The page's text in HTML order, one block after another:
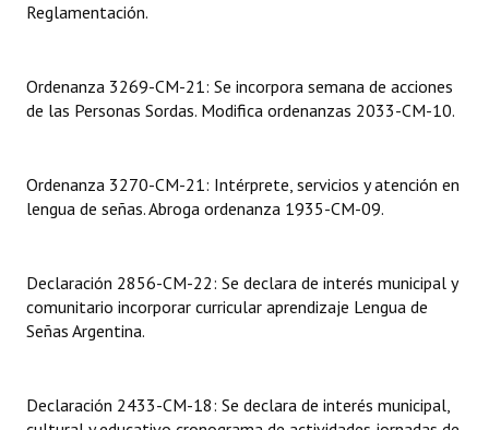
Resoluciones de Presidencia
Noticias Destacadas
Datos Históricos
Audiencias Públicas - Registro
Reglamentación.
Ordenanza 3269-CM-21: Se incorpora semana de acciones
de las Personas Sordas. Modifica ordenanzas 2033-CM-10.
Ordenanza 3270-CM-21: Intérprete, servicios y atención en
lengua de señas. Abroga ordenanza 1935-CM-09.
Declaración 2856-CM-22: Se declara de interés municipal y
comunitario incorporar curricular aprendizaje Lengua de
Señas Argentina.
Declaración 2433-CM-18: Se declara de interés municipal,